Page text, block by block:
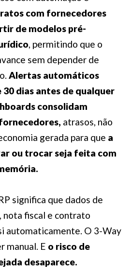
com fornecedores
de modelos pré-
, permitindo que o
sem depender de
Alertas automáticos
30 dias antes de qualquer
consolidam
atrasos, não
gerada para que a
ou trocar seja feita com
significa que dados de
nota fiscal e contrato
automaticamente. O 3-Way
manual. E o risco de
desaparece.